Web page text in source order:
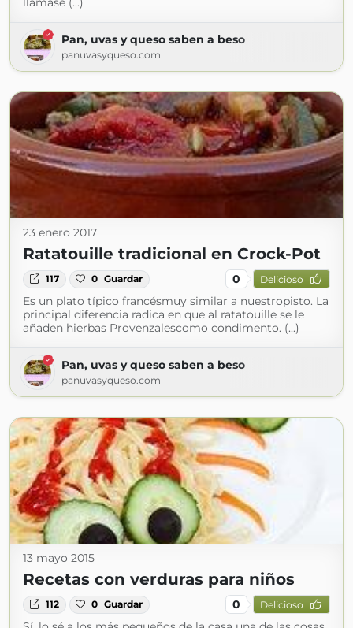
Pan, uvas y queso saben a beso
panuvasyqueso.com
23 enero 2017
Ratatouille tradicional en Crock-Pot
117 0 Guardar 0 Delicioso
Es un plato típico francésmuy similar a nuestropisto. La
principal diferencia radica en que al ratatouille se le
añaden hierbas Provenzalescomo condimento. (...)
Pan, uvas y queso saben a beso
panuvasyqueso.com
13 mayo 2015
Recetas con verduras para niños
112 0 Guardar 0 Delicioso